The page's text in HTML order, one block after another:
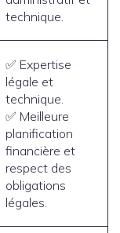
technique.
✅ Expertise
légale et
technique.
✅ Meilleure
planification
financière et
respect des
obligations
légales.